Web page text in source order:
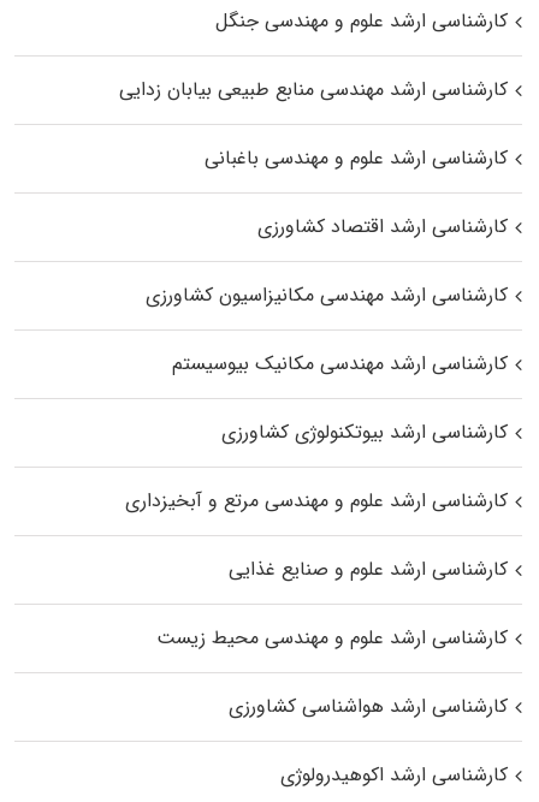
کارشناسی ارشد علوم و مهندسی جنگل
کارشناسی ارشد مهندسی منابع طبیعی بیابان زدایی
کارشناسی ارشد علوم و مهندسی باغبانی
کارشناسی ارشد اقتصاد کشاورزی
کارشناسی ارشد مهندسی مکانیزاسیون کشاورزی
کارشناسی ارشد مهندسی مکانیک بیوسیستم
کارشناسی ارشد بیوتکنولوژی کشاورزی
کارشناسی ارشد علوم و مهندسی مرتع و آبخیزداری
کارشناسی ارشد علوم و صنایع غذایی
کارشناسی ارشد علوم و مهندسی محیط زیست
کارشناسی ارشد هواشناسی کشاورزی
کارشناسی ارشد اکوهیدرولوژی